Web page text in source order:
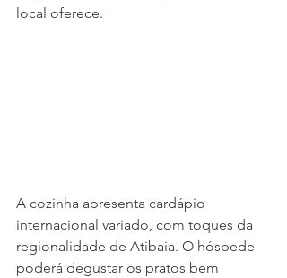
local oferece.
A cozinha apresenta cardápio
internacional variado, com toques da
regionalidade de Atibaia. O hóspede
poderá degustar os pratos bem